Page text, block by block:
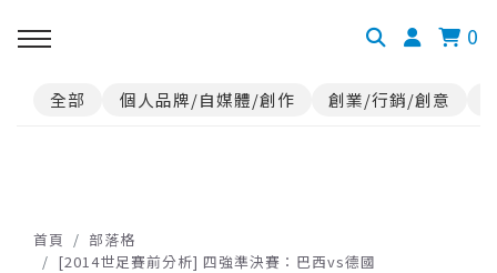
0
全部 個人品牌/自媒體/創作 創業/行銷/創意
首頁
部落格
[2014世足賽前分析] 四強準決賽：巴西vs德國